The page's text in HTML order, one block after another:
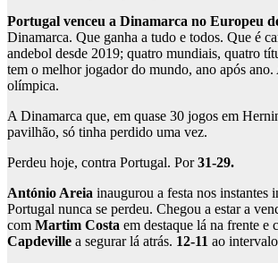
Portugal venceu a Dinamarca no Europeu
Dinamarca. Que ganha a tudo e todos. Que é
andebol desde 2019; quatro mundiais, quatro
tem o melhor jogador do mundo, ano após ano.
olímpica.
A Dinamarca que, em quase 30 jogos em
pavilhão, só tinha perdido uma vez.
Perdeu hoje, contra Portugal. Por31-29.
António Areia inaugurou a festa nos instantes
Portugal nunca se perdeu. Chegou a estar a
com Martim Costa em destaque lá na frente e
Capdeville a segurar lá atrás. 12-11 ao